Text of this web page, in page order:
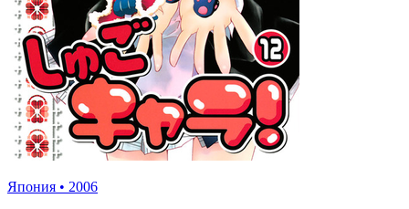
Япония • 2006